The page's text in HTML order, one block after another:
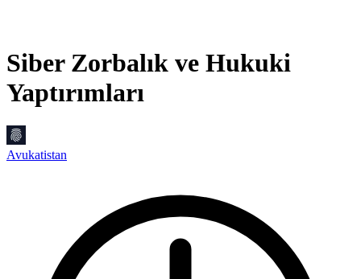
Siber Zorbalık ve Hukuki
Yaptırımları
Avukatistan